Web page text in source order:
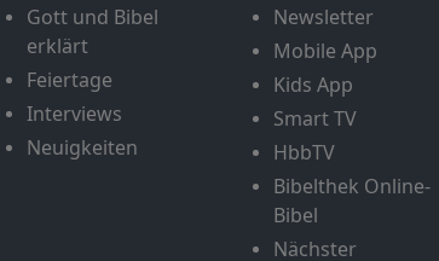
Gott und Bibel
erklärt
Feiertage
Interviews
Neuigkeiten
Newsletter
Mobile App
Kids App
Smart TV
HbbTV
Bibelthek Online-
Bibel
Nächster